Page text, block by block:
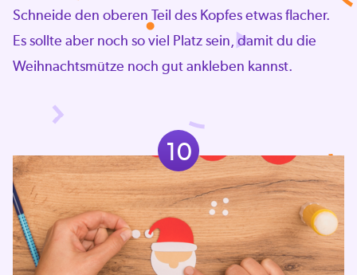
Schneide den oberen Teil des Kopfes etwas flacher.
Es sollte aber noch so viel Platz sein, damit du die
Weihnachtsmütze noch gut ankleben kannst.
10